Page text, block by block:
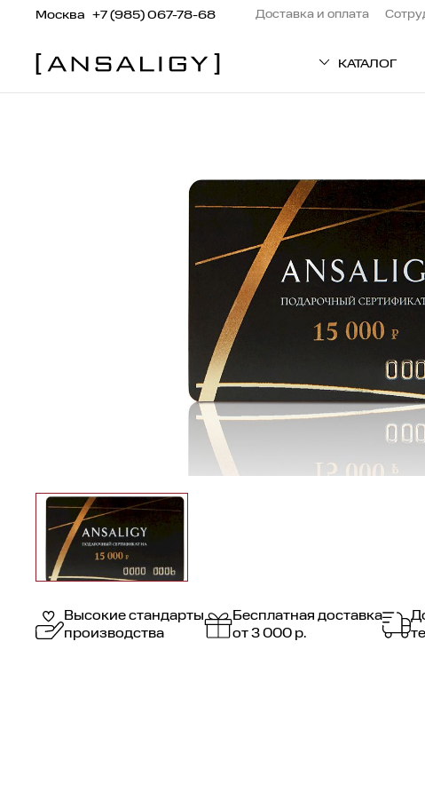
Высокие стандарты
производства
Бесплатная доставка
от 3 000 р.
Москва +7 (985) 067-78-68 Доставка и оплата
КАТАЛОГ
Патчи
Кремы
Средства для волос
Сыворотки
Маски
Пилинг
Средства для тела